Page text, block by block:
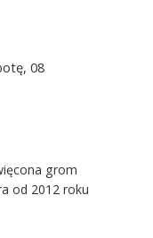
08
grom
od 2012 roku